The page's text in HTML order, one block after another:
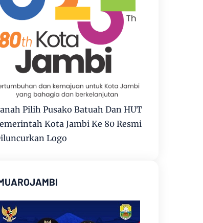
Pilih Pusako Batuah Dan HUT
Kota Jambi Ke 80 Resmi
Logo